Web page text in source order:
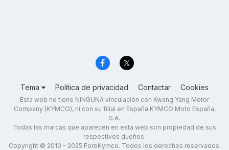
Tema Política de privacidad Contactar Cookies
Esta web no tiene NINGUNA vinculación con Kwang Yang Motor
Company (KYMCO), ni con su filial en España KYMCO Moto España,
S.A.
Todas las marcas que aparecen en esta web son propiedad de sus
respectivos dueños.
Copyright © 2010 - 2025 ForoKymco. Todos los derechos reservados.